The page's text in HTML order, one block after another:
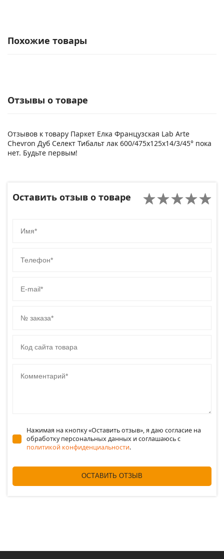
Похожие товары
Отзывы о товаре
Отзывов к товару Паркет Елка Французская Lab Arte
Chevron Дуб Селект Тибальт лак 600/475х125х14/3/45° пока
нет. Будьте первым!
Оставить отзыв о товаре
Нажимая на кнопку «Оставить отзыв», я даю согласие на
обработку персональных данных и соглашаюсь c
политикой конфиденциальности.
ОСТАВИТЬ ОТЗЫВ